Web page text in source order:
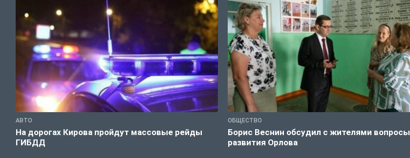
АВТО
На дорогах Кирова пройдут массовые рейды
ГИБДД
ОБЩЕСТВО
Борис Веснин обсудил с жителями вопросы
развития Орлова